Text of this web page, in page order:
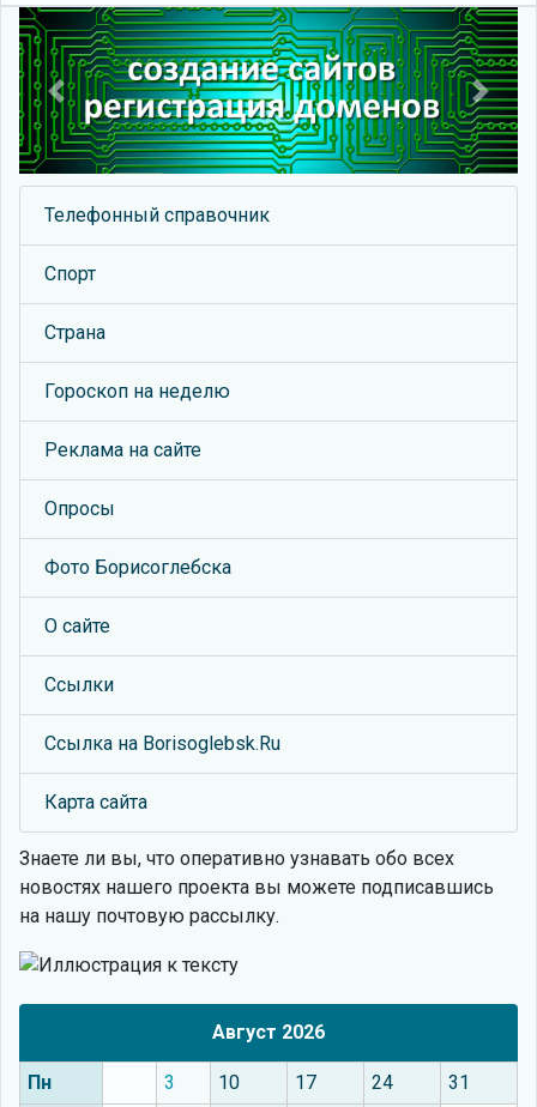
Previous Next
Телефонный справочник
Спорт
Страна
Гороскоп на неделю
Реклама на сайте
Опросы
Фото Борисоглебска
О сайте
Ссылки
Ссылка на Borisoglebsk.Ru
Карта сайта
Знаете ли вы, что оперативно узнавать обо всех
новостях нашего проекта вы можете подписавшись
на нашу почтовую рассылку.
Август 2026
Пн 3 10 17 24 31